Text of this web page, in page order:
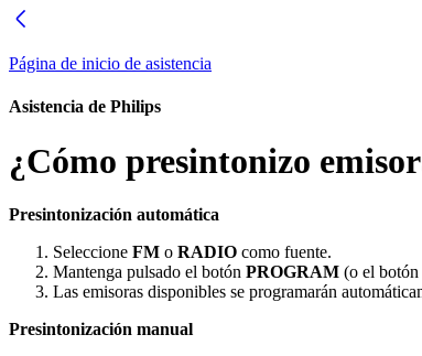
Página de inicio de asistencia
Asistencia de Philips
¿Cómo presintonizo
Presintonización automática
Seleccione FM o RADIO como fuente.
Mantenga pulsado el botón PROGRAM (o el botón
Las emisoras disponibles se programarán
Presintonización manual